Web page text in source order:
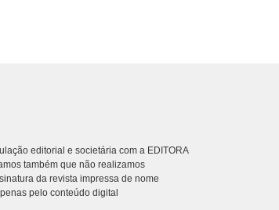
editorial e societária com a EDITORA
também que não realizamos
da revista impressa de nome
pelo conteúdo digital